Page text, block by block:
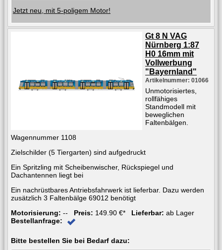
Jetzt neu, mit 5-poligem Motor!
Gt 8 N VAG
Nürnberg 1:87
H0 16mm mit
Vollwerbung
"Bayernland"
Artikelnummer: 01066
Unmotorisiertes,
rollfähiges
Standmodell mit
beweglichen
Faltenbälgen.
Wagennummer 1108
Zielschilder (5 Tiergarten) sind aufgedruckt
Ein Spritzling mit Scheibenwischer, Rückspiegel und
Dachantennen liegt bei
Ein nachrüstbares Antriebsfahrwerk ist lieferbar. Dazu werden
zusätzlich 3 Faltenbälge 69012 benötigt
Motorisierung: -- Preis: 149.90 €* Lieferbar: ab Lager
Bestellanfrage:
Bitte bestellen Sie bei Bedarf dazu: